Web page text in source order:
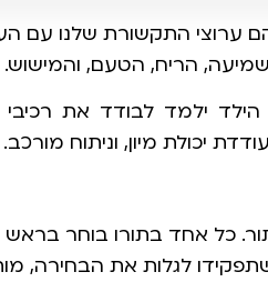
ערוצי התקשורת שלנו עם
הריח, הטעם, והמישוש.
ילמד לבודד את
יכולת מיון, וניתוח מורכב.
כל אחד בתורו בוחר בראש
לגלות את הבחירה,